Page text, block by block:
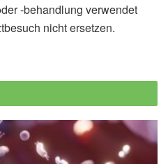
-behandlung verwendet
nicht ersetzen.